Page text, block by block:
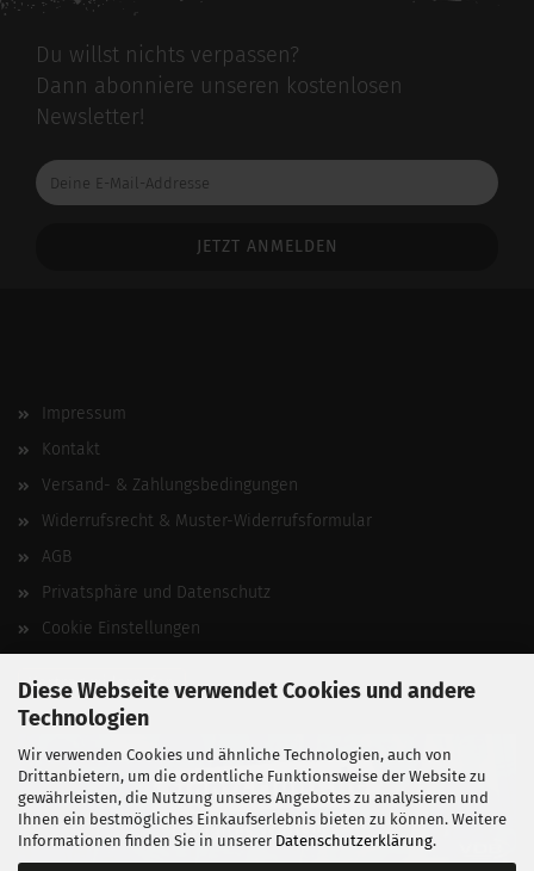
Diese Webseite verwendet Cookies und andere
Technologien
Wir verwenden Cookies und ähnliche Technologien, auch von
Drittanbietern, um die ordentliche Funktionsweise der Website zu
gewährleisten, die Nutzung unseres Angebotes zu analysieren und
Ihnen ein bestmögliches Einkaufserlebnis bieten zu können. Weitere
Informationen finden Sie in unserer Datenschutzerklärung.
Du willst nichts verpassen?
Dann abonniere unseren kostenlosen
Newsletter!
Deine
E-
Impressum
Kontakt
Versand- & Zahlungsbedingungen
Widerrufsrecht & Muster-Widerrufsformular
AGB
Privatsphäre und Datenschutz
Cookie Einstellungen
Vertrag widerrufen